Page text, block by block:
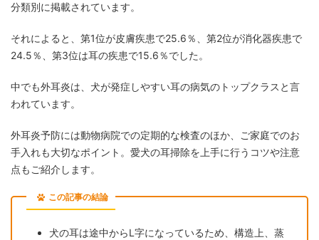
分類別に掲載されています。
それによると、第1位が皮膚疾患で25.6％、第2位が消化器疾患で
24.5％、第3位は耳の疾患で15.6％でした。
中でも外耳炎は、犬が発症しやすい耳の病気のトップクラスと言
われています。
外耳炎予防には動物病院での定期的な検査のほか、ご家庭でのお
手入れも大切なポイント。愛犬の耳掃除を上手に行うコツや注意
点もご紹介します。
この記事の結論
犬の耳は途中からL字になっているため、構造上、蒸